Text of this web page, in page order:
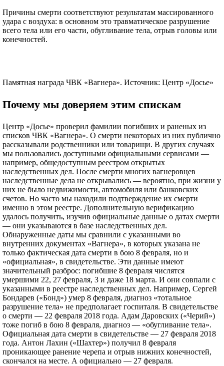
Причины смерти соответствуют результатам массированного
удара с воздуха: в основном это травматическое разрушение
всего тела или его части, обугливание тела, отрыв головы или
конечностей.
Памятная награда ЧВК «Вагнера». Источник: Центр «Досье»
Почему мы доверяем этим спискам
Центр «Досье» проверил фамилии погибших и раненых из
списков ЧВК «Вагнера». О смерти некоторых из них публично
рассказывали родственники или товарищи. В других случаях
мы пользовались доступными официальными сервисами —
например, общедоступным реестром открытых
наследственных дел. После смерти многих вагнеровцев
наследственные дела не открывались — вероятно, при жизни у
них не было недвижимости, автомобиля или банковских
счетов. Но часто мы находили подтверждение их смерти
именно в этом реестре. Дополнительную верификацию
удалось получить, изучив официальные данные о датах смерти
— они указываются в базе наследственных дел.
Обнаруженные даты мы сравнили с указанными во
внутренних документах «Вагнера», в которых указана не
только фактическая дата смерти в бою 8 февраля, но и
«официальная», в свидетельстве. Эти данные имеют
значительный разброс: погибшие 8 февраля числятся
умершими 22, 27 февраля, 3 и даже 18 марта. И они совпали с
указанными в реестре наследственных дел. Например, Сергей
Бондарев («Бонд») умер 8 февраля, диагноз «тотальное
разрушение тела» не предполагает госпиталя. В свидетельстве
о смерти — 22 февраля 2018 года. Адам Даровских («Черий»)
тоже погиб в бою 8 февраля, диагноз — «обугливание тела».
Официальная дата смерти в свидетельстве — 27 февраля 2018
года. Антон Лахин («Шахтер») получил 8 февраля
проникающее ранение черепа и отрыв нижних конечностей,
скончался на месте. А официально — 27 февраля.